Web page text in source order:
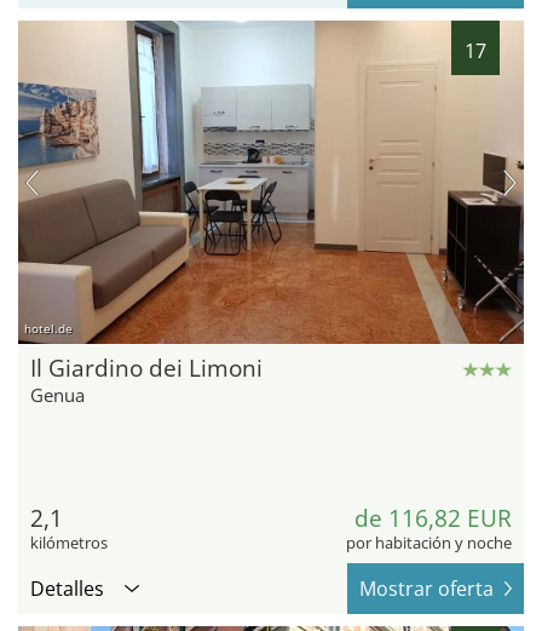
17
hotel.de
Il Giardino dei Limoni
Genua
2,1
kilómetros
de 116,82 EUR
por habitación y noche
Detalles Mostrar oferta